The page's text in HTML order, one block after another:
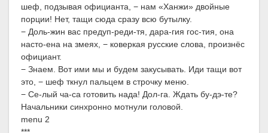
шеф, подзывая официанта, − нам «Ханжи» двойные
порции! Нет, тащи сюда сразу всю бутылку.
− Доль-жин вас предуп-реди-тя, дара-гия гос-тия, она
насто-ена на змеях, − коверкая русские слова, произнёс
официант.
− Знаем. Вот ими мы и будем закусывать. Иди тащи вот
это, − шеф ткнул пальцем в строчку меню.
− Се-лый ча-са готовить нада! Дол-га. Ждать бу-дэ-те?
Начальники синхронно мотнули головой.
menu 2